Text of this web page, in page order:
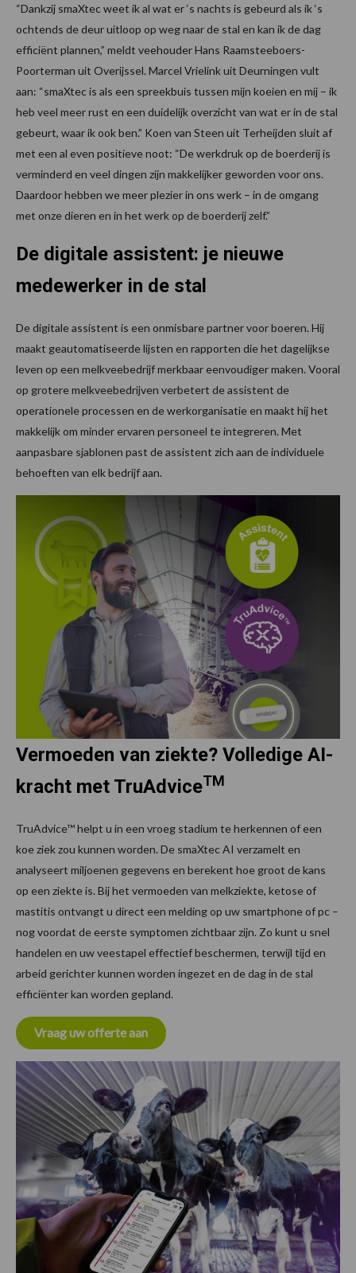
“Dankzij smaXtec weet ik al wat er ‘s nachts is gebeurd als ik ‘s
ochtends de deur uitloop op weg naar de stal en kan ik de dag
efficiënt plannen,” meldt veehouder Hans Raamsteeboers-
Poorterman uit Overijssel. Marcel Vrielink uit Deurningen vult
aan: “smaXtec is als een spreekbuis tussen mijn koeien en mij – ik
heb veel meer rust en een duidelijk overzicht van wat er in de stal
gebeurt, waar ik ook ben.” Koen van Steen uit Terheijden sluit af
met een al even positieve noot: “De werkdruk op de boerderij is
verminderd en veel dingen zijn makkelijker geworden voor ons.
Daardoor hebben we meer plezier in ons werk – in de omgang
met onze dieren en in het werk op de boerderij zelf.”
De digitale assistent: je nieuwe
medewerker in de stal
De digitale assistent is een onmisbare partner voor boeren. Hij
maakt geautomatiseerde lijsten en rapporten die het dagelijkse
leven op een melkveebedrijf merkbaar eenvoudiger maken. Vooral
op grotere melkveebedrijven verbetert de assistent de
operationele processen en de werkorganisatie en maakt hij het
makkelijk om minder ervaren personeel te integreren. Met
aanpasbare sjablonen past de assistent zich aan de individuele
behoeften van elk bedrijf aan.
Vermoeden van ziekte? Volledige AI-
kracht met TruAdviceTM
TruAdvice™ helpt u in een vroeg stadium te herkennen of een
koe ziek zou kunnen worden. De smaXtec AI verzamelt en
analyseert miljoenen gegevens en berekent hoe groot de kans
op een ziekte is. Bij het vermoeden van melkziekte, ketose of
mastitis ontvangt u direct een melding op uw smartphone of pc –
nog voordat de eerste symptomen zichtbaar zijn. Zo kunt u snel
handelen en uw veestapel effectief beschermen, terwijl tijd en
arbeid gerichter kunnen worden ingezet en de dag in de stal
efficiënter kan worden gepland.
Vraag uw offerte aan